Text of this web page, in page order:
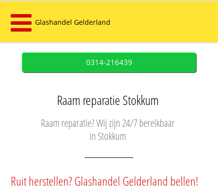
Glashandel Gelderland
0314-216439
Raam reparatie Stokkum
Raam reparatie? Wij zijn 24/7 bereikbaar
in Stokkum
Ruit herstellen? Glashandel Gelderland bellen!